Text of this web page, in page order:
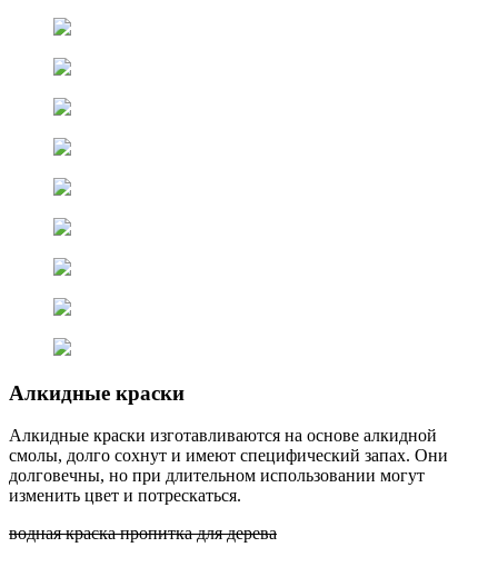
Алкидные краски
Алкидные краски изготавливаются на основе алкидной
смолы, долго сохнут и имеют специфический запах. Они
долговечны, но при длительном использовании могут
изменить цвет и потрескаться.
водная краска пропитка для дерева